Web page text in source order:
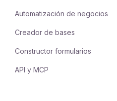
Automatización de negocios
Creador de bases
Constructor formularios
API y MCP